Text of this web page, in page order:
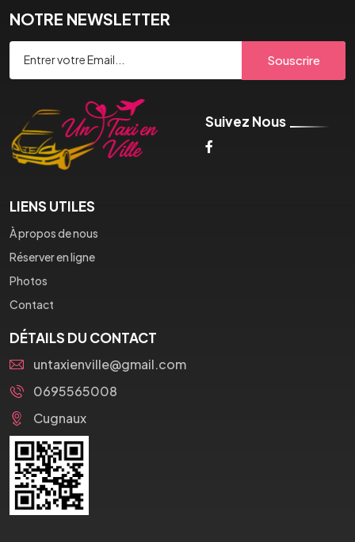
NOTRE NEWSLETTER
Souscrire
Suivez Nous
LIENS UTILES
À propos de nous
Réserver en ligne
Photos
Contact
DÉTAILS DU CONTACT
untaxienville@gmail.com
0695565008
Cugnaux